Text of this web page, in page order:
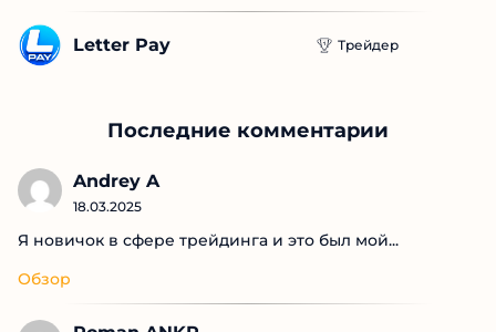
Letter Pay Трейдер
Последние комментарии
Andrey A
18.03.2025
Я новичок в сфере трейдинга и это был мой...
Обзор